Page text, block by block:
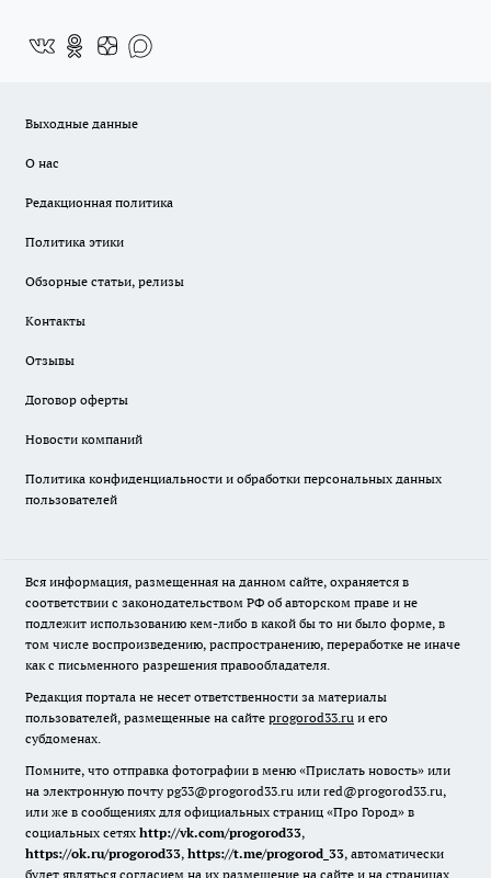
Выходные данные
О нас
Редакционная политика
Политика этики
Обзорные статьи, релизы
Контакты
Отзывы
Договор оферты
Новости компаний
Политика конфиденциальности и обработки персональных данных
пользователей
Вся информация, размещенная на данном сайте, охраняется в
соответствии с законодательством РФ об авторском праве и не
подлежит использованию кем-либо в какой бы то ни было форме, в
том числе воспроизведению, распространению, переработке не иначе
как с письменного разрешения правообладателя.
Редакция портала не несет ответственности за материалы
пользователей, размещенные на сайте progorod33.ru и его
субдоменах.
Помните, что отправка фотографии в меню «Прислать новость» или
на электронную почту pg33@progorod33.ru или red@progorod33.ru,
или же в сообщениях для официальных страниц «Про Город» в
социальных сетях http://vk.com/progorod33,
https://ok.ru/progorod33, https://t.me/progorod_33, автоматически
будет являться согласием на их размещение на сайте и на страницах